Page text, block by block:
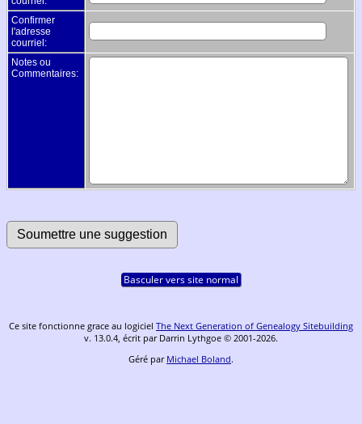
Confirmer
l'adresse
courriel:
Notes ou
Commentaires:
Basculer vers site normal
Ce site fonctionne grace au logiciel The Next Generation of Genealogy Sitebuilding
v. 13.0.4, écrit par Darrin Lythgoe © 2001-2026.
Géré par Michael Boland.